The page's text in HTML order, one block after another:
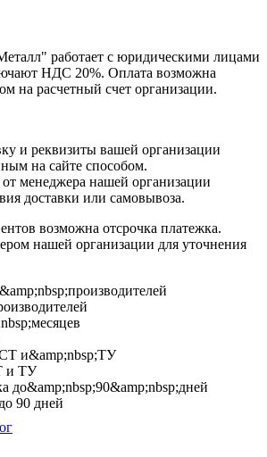
работает с юридическими лицами
НДС 20%. Оплата возможна
на расчетный счет организации.
и реквизиты вашей организации
на сайте способом.
менеджера нашей организации
доставки или самовывоза.
возможна отсрочка платежка.
нашей организации для уточнения
и ТУ
90 дней